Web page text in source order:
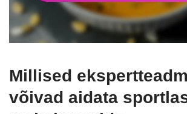
Millised
võivad aidata